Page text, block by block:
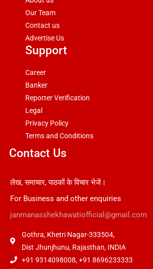
Our Team
Contact us
Advertise Us
Support
Career
Banker
Reporter Verification
Legal
Privacy Policy
Terms and Conditions
Contact Us
लेख, समाचार, पाठकों के विचार भेजें।
For Business and other enquiries
janmanasshekhawatiofficial@gmail.com
Gothra, Khetri Nagar-333504,
Dist Jhunjhunu, Rajasthan, INDIA
+91 9314098008, +91 8696233333